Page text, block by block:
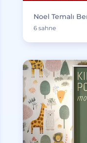
Noel Temalı
6 sahne